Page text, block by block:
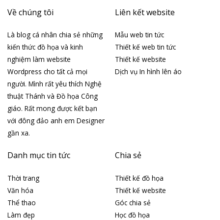
Về chúng tôi
Là blog cá nhân chia sẻ những
kiến thức đồ họa và kinh
nghiệm làm website
Wordpress cho tất cả mọi
người. Mình rất yêu thích Nghệ
thuật Thánh và Đồ họa Công
giáo. Rất mong được kết bạn
với đông đảo anh em Designer
gần xa.
Liên kết website
Mẫu web tin tức
Thiết kế web tin tức
Thiết kế website
Dịch vụ In hình lên áo
Danh mục tin tức
Thời trang
Văn hóa
Thể thao
Làm đẹp
Chia sẻ
Thiết kế đồ họa
Thiết kế website
Góc chia sẻ
Học đồ họa